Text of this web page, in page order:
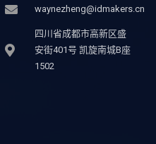
waynezheng@idmakers.cn
四川省成都市高新区盛
安街401号 凯旋南城B座
1502